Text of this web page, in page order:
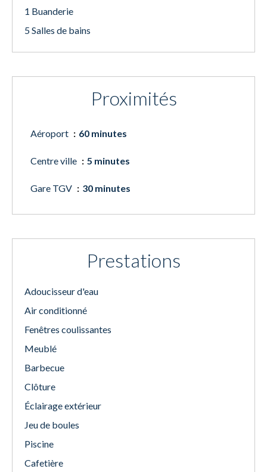
1 Buanderie
5 Salles de bains
Proximités
Aéroport 60 minutes
Centre ville 5 minutes
Gare TGV 30 minutes
Prestations
Adoucisseur d'eau
Air conditionné
Fenêtres coulissantes
Meublé
Barbecue
Clôture
Éclairage extérieur
Jeu de boules
Piscine
Cafetière